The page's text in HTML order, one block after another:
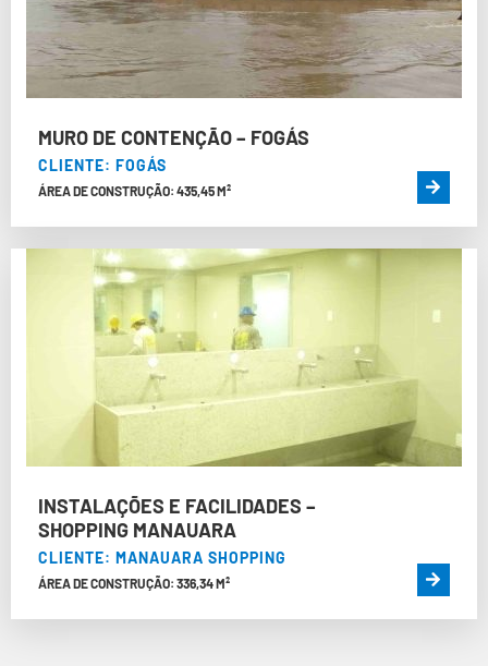
MURO DE CONTENÇÃO – FOGÁS
CLIENTE: FOGÁS
ÁREA DE CONSTRUÇÃO: 435,45 M²
INSTALAÇÕES E FACILIDADES –
SHOPPING MANAUARA
CLIENTE: MANAUARA SHOPPING
ÁREA DE CONSTRUÇÃO: 336,34 M²